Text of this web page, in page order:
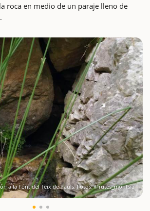
roca en medio de un paraje lleno de
a la Font del Teix de Paüls. Fotos: @rutes_montsia